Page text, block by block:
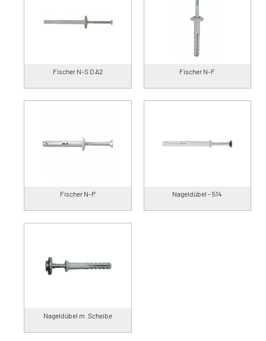
Fischer N-S D A2 Fischer N-F
Fischer N-P Nageldübel - 514
Nageldübel m. Scheibe